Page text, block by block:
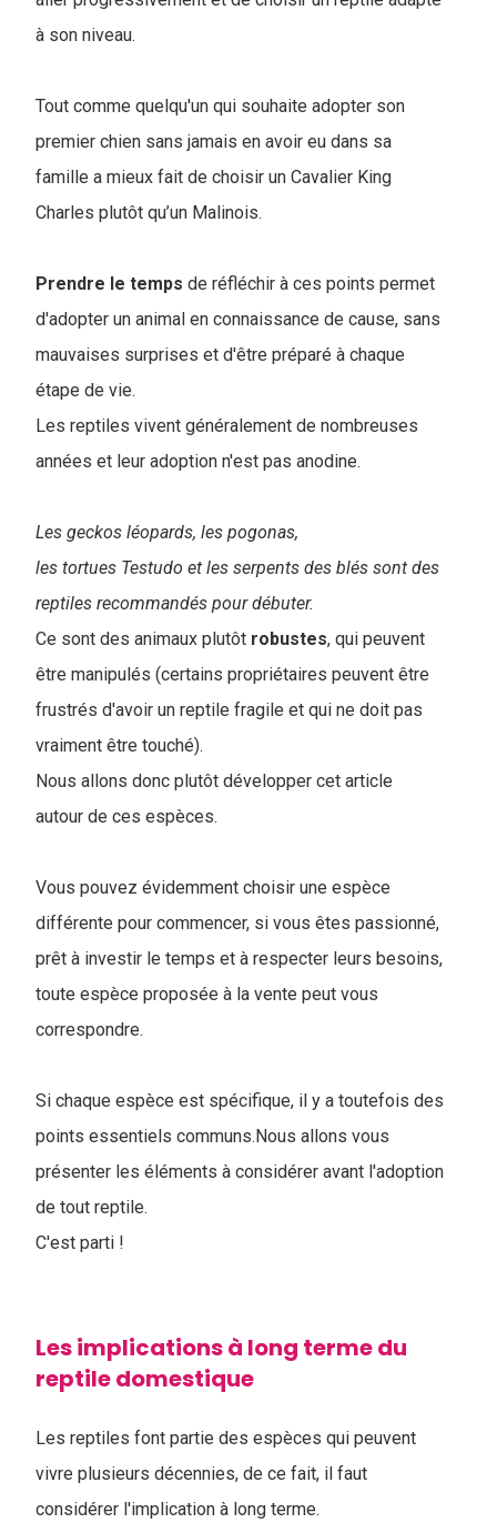
à son niveau.
Tout comme quelqu'un qui souhaite adopter son
premier chien sans jamais en avoir eu dans sa
famille a mieux fait de choisir un Cavalier King
Charles plutôt qu’un Malinois.
Prendre le temps de réfléchir à ces points permet
d'adopter un animal en connaissance de cause, sans
mauvaises surprises et d'être préparé à chaque
étape de vie.
Les reptiles vivent généralement de nombreuses
années et leur adoption n'est pas anodine.
Les geckos léopards, les pogonas,
les tortues Testudo et les serpents des blés sont des
reptiles recommandés pour débuter.
Ce sont des animaux plutôt robustes, qui peuvent
être manipulés (certains propriétaires peuvent être
frustrés d'avoir un reptile fragile et qui ne doit pas
vraiment être touché).
Nous allons donc plutôt développer cet article
autour de ces espèces.
Vous pouvez évidemment choisir une espèce
différente pour commencer, si vous êtes passionné,
prêt à investir le temps et à respecter leurs besoins,
toute espèce proposée à la vente peut vous
correspondre.
Si chaque espèce est spécifique, il y a toutefois des
points essentiels communs.Nous allons vous
présenter les éléments à considérer avant l'adoption
de tout reptile.
C'est parti !
Les implications à long terme du
reptile domestique
Les reptiles font partie des espèces qui peuvent
vivre plusieurs décennies, de ce fait, il faut
considérer l'implication à long terme.